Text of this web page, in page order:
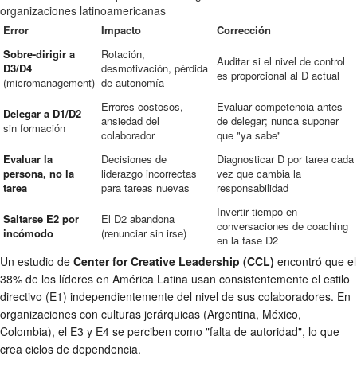
organizaciones latinoamericanas
Error Impacto
Corrección
Sobre-dirigir a
D3/D4
(micromanagement)
Rotación,
desmotivación, pérdida
de autonomía
Auditar si el nivel de control
es proporcional al D actual
Delegar a D1/D2
sin formación
Errores costosos,
ansiedad del
colaborador
Evaluar competencia antes
de delegar; nunca suponer
que "ya sabe"
Evaluar la
persona, no la
tarea
Decisiones de
liderazgo incorrectas
para tareas nuevas
Diagnosticar D por tarea cada
vez que cambia la
responsabilidad
Saltarse E2 por
incómodo
El D2 abandona
(renunciar sin irse)
Invertir tiempo en
conversaciones de coaching
en la fase D2
Un estudio de Center for Creative Leadership (CCL) encontró que el
38% de los líderes en América Latina usan consistentemente el estilo
directivo (E1) independientemente del nivel de sus colaboradores. En
organizaciones con culturas jerárquicas (Argentina, México,
Colombia), el E3 y E4 se perciben como "falta de autoridad", lo que
crea ciclos de dependencia.